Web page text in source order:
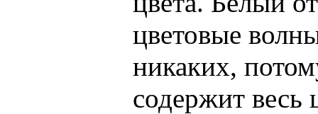
цветовые
никаких,
содержит весь